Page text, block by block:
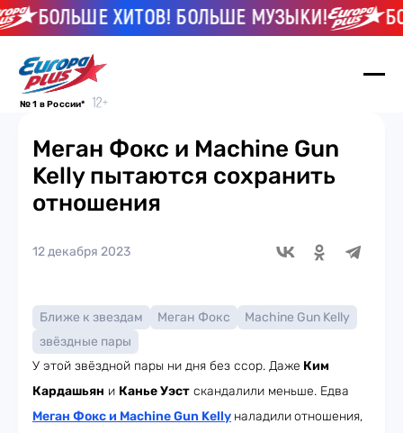
БОЛЬШЕ ХИТОВ! БОЛЬШЕ МУЗЫКИ!
№ 1 в России*
Меган Фокс и Machine Gun
Kelly пытаются сохранить
отношения
12 декабря 2023
Ближе к звездам Меган Фокс
Machine Gun Kelly
звёздные пары
У этой звёздной пары ни дня без ссор. Даже Ким
Кардашьян и Канье Уэст скандалили меньше. Едва
Меган Фокс и Machine Gun Kelly наладилиотношения,